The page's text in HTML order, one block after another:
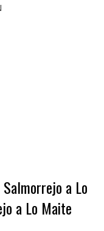
a Lo
a Lo Maite